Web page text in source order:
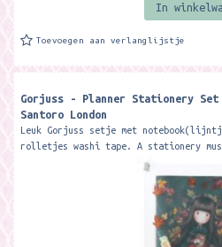
In
Toevoegen aan verlanglijstje
Gorjuss - Planner Stationery Set
Santoro London
Leuk Gorjuss setje met
rolletjes washi tape. A stationery